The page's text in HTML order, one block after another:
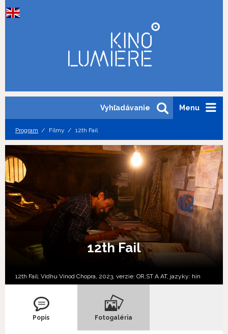
Menu
Vyhľadávanie
Program Filmy 12th Fail
12th Fail
12th Fail; Vidhu Vinod Chopra, 2023, verzie: OR, ST A AT, jazyky: hin
Popis Fotogaléria